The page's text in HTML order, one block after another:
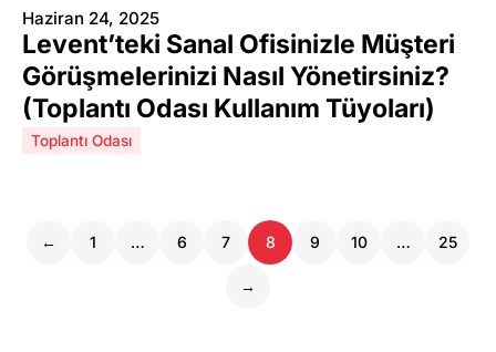
Haziran 24, 2025
Levent’teki Sanal Ofisinizle Müşteri
Görüşmelerinizi Nasıl Yönetirsiniz?
(Toplantı Odası Kullanım Tüyoları)
Toplantı Odası
← 1 … 6 7 8 9 10 … 25
→